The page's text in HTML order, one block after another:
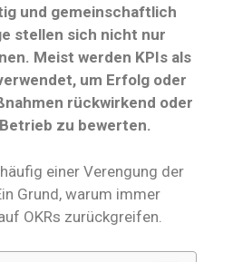
und gemeinschaftlich
stellen sich nicht nur
Meist werden KPIs als
um Erfolg oder
rückwirkend oder
zu bewerten.
einer Verengung der
Grund, warum immer
OKRs zurückgreifen.